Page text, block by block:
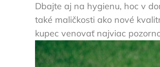
Dbajte aj na hygienu, hoc v
také maličkosti ako nové
kupec venovať najviac